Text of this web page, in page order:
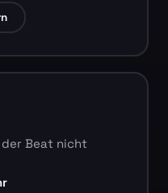
der Beat nicht